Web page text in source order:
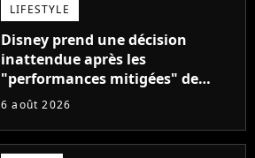
LIFESTYLE
Disney prend une décision
inattendue après les
"performances mitigées" de
Vaiana et The Mandalorian &
6 août 2026